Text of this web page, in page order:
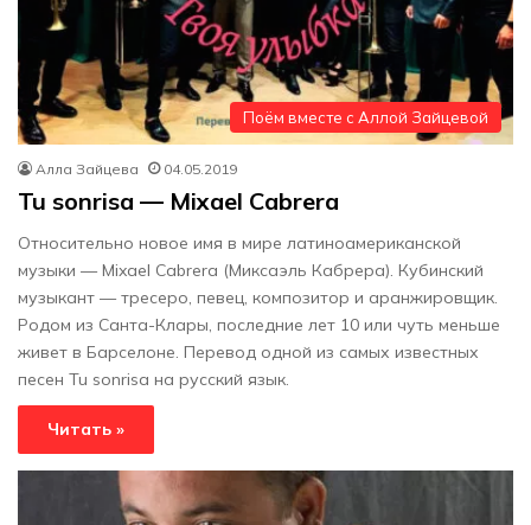
Поём вместе с Аллой Зайцевой
Алла Зайцева 04.05.2019
Tu sonrisa — Mixael Cabrera
Относительно новое имя в мире латиноамериканской
музыки — Mixael Cabrera (Миксаэль Кабрера). Кубинский
музыкант — тресеро, певец, композитор и аранжировщик.
Родом из Санта-Клары, последние лет 10 или чуть меньше
живет в Барселоне. Перевод одной из самых известных
песен Tu sonrisa на русский язык.
Читать »